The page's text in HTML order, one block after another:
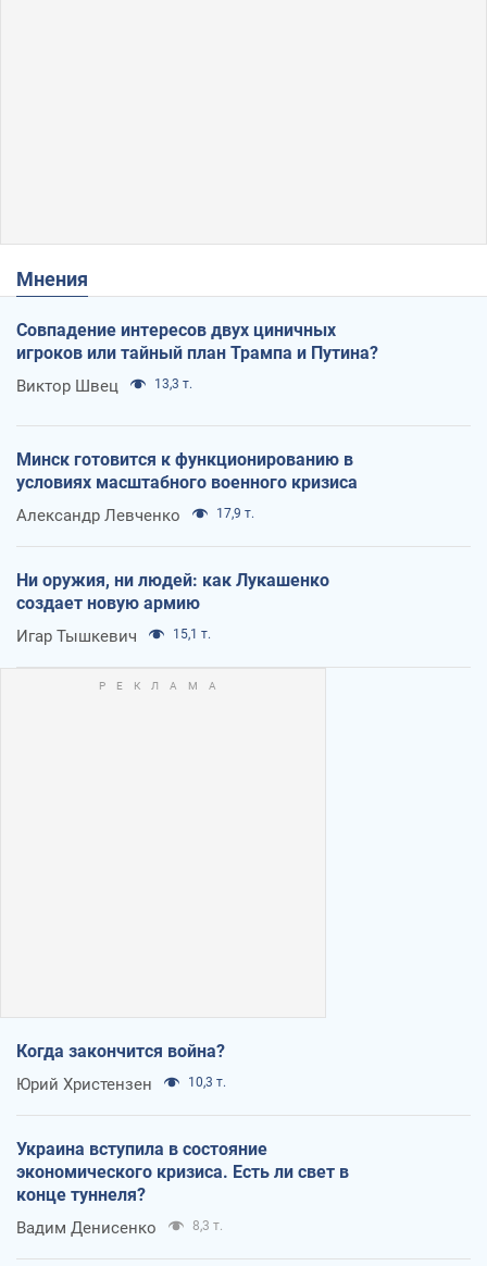
Мнения
Совпадение интересов двух циничных
игроков или тайный план Трампа и Путина?
Виктор Швец 13,3 т.
Минск готовится к функционированию в
условиях масштабного военного кризиса
Александр Левченко 17,9 т.
Ни оружия, ни людей: как Лукашенко
создает новую армию
Игар Тышкевич 15,1 т.
Когда закончится война?
Юрий Христензен 10,3 т.
Украина вступила в состояние
экономического кризиса. Есть ли свет в
конце туннеля?
Вадим Денисенко 8,3 т.